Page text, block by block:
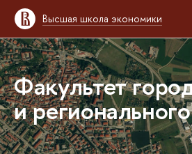
Высшая школа экономики
Факультет
и